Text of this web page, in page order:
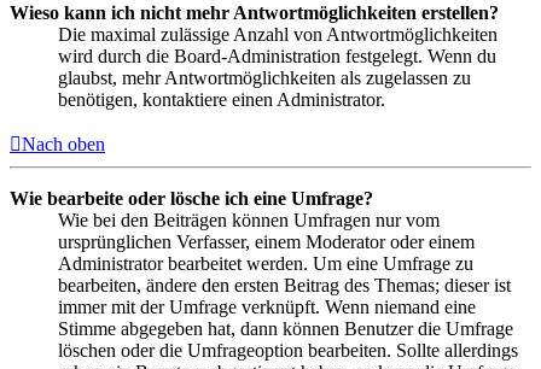
Wieso kann ich nicht mehr Antwortmöglichkeiten erstellen?
Die maximal zulässige Anzahl von Antwortmöglichkeiten
wird durch die Board-Administration festgelegt. Wenn du
glaubst, mehr Antwortmöglichkeiten als zugelassen zu
benötigen, kontaktiere einen Administrator.
Nach oben
Wie bearbeite oder lösche ich eine Umfrage?
Wie bei den Beiträgen können Umfragen nur vom
ursprünglichen Verfasser, einem Moderator oder einem
Administrator bearbeitet werden. Um eine Umfrage zu
bearbeiten, ändere den ersten Beitrag des Themas; dieser ist
immer mit der Umfrage verknüpft. Wenn niemand eine
Stimme abgegeben hat, dann können Benutzer die Umfrage
löschen oder die Umfrageoption bearbeiten. Sollte allerdings